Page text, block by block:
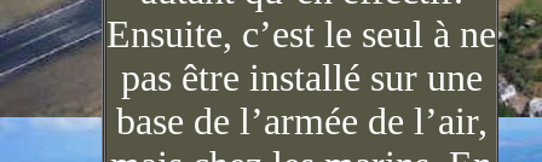
Ensuite, c’est le seul à ne
pas être installé sur une
base de l’armée de l’air,